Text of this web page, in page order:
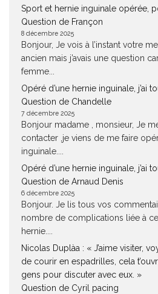
Sport et hernie inguinale opérée,
Question de Françon
8 décembre 2025
Bonjour, Je vois à l’instant votre
ancien mais j’avais une question
femme...
Opéré d’une hernie inguinale, j’ai
Question de Chandelle
7 décembre 2025
Bonjour madame , monsieur, Je
contacter ,je viens de me faire
inguinale....
Opéré d’une hernie inguinale, j’ai
Question de Arnaud Denis
6 décembre 2025
Bonjour. Je lis tous vos
nombre de complications liée à
hernie....
Nicolas Duplàa : « J’aime visiter,
de courir en espadrilles, cela
gens pour discuter avec eux. »
Question de Cyril pacing